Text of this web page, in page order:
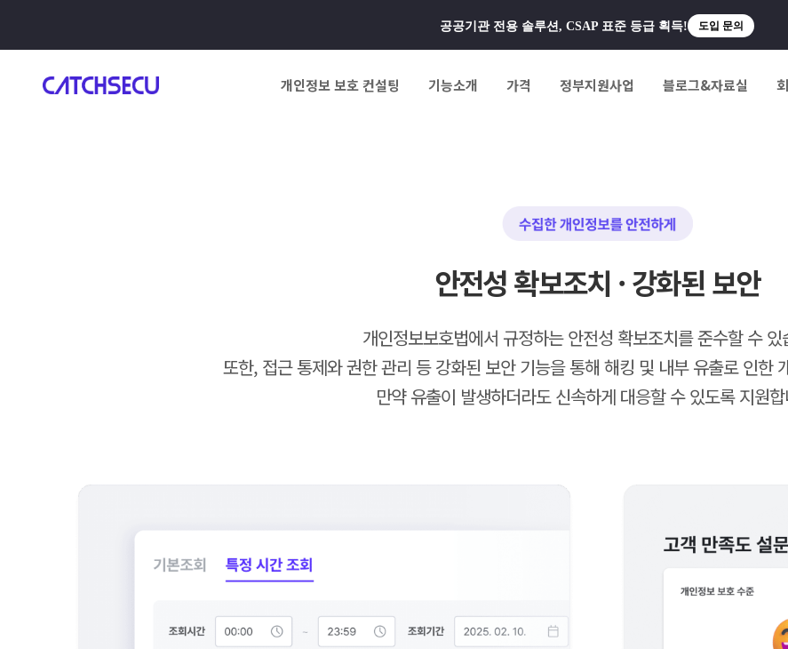
공공기관 전용 솔루션, CSAP 표준 등급 획득! 도입 문의
개인정보 보호 컨설팅 기능소개 가격 정부지원사업 블로그&자료실
안전성 확보조치 · 강화된 보안
개인정보보호법에서 규정하는 안전성 확보조치를 준수할 수 있
또한, 접근 통제와 권한 관리 등 강화된 보안 기능을 통해 해킹 및 내부 유출로 인한
만약 유출이 발생하더라도 신속하게 대응할 수 있도록 지원